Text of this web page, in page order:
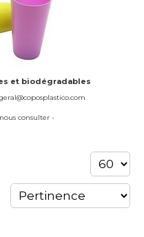
et biodégradables
geral@coposplastico.com
consulter -